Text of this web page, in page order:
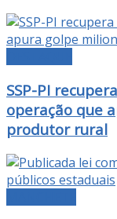
SSP-PI
operação que
produtor rural